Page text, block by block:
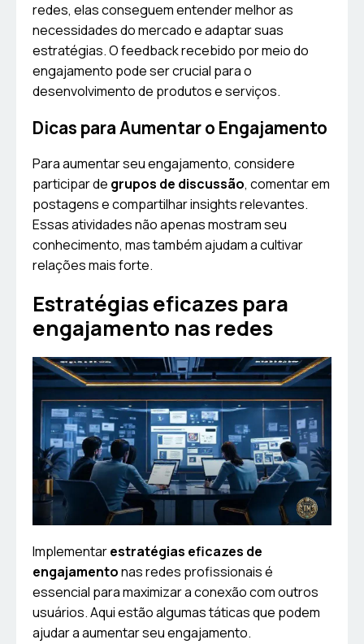
redes, elas conseguem entender melhor as
necessidades do mercado e adaptar suas
estratégias. O feedback recebido por meio do
engajamento pode ser crucial para o
desenvolvimento de produtos e serviços.
Dicas para Aumentar o Engajamento
Para aumentar seu engajamento, considere
participar de grupos de discussão, comentar em
postagens e compartilhar insights relevantes.
Essas atividades não apenas mostram seu
conhecimento, mas também ajudam a cultivar
relações mais forte.
Estratégias eficazes para
engajamento nas redes
Implementarestratégias eficazes de
engajamentonas redes profissionais é
essencial para maximizar a conexão com outros
usuários. Aqui estão algumas táticas que podem
ajudar a aumentar seu engajamento.